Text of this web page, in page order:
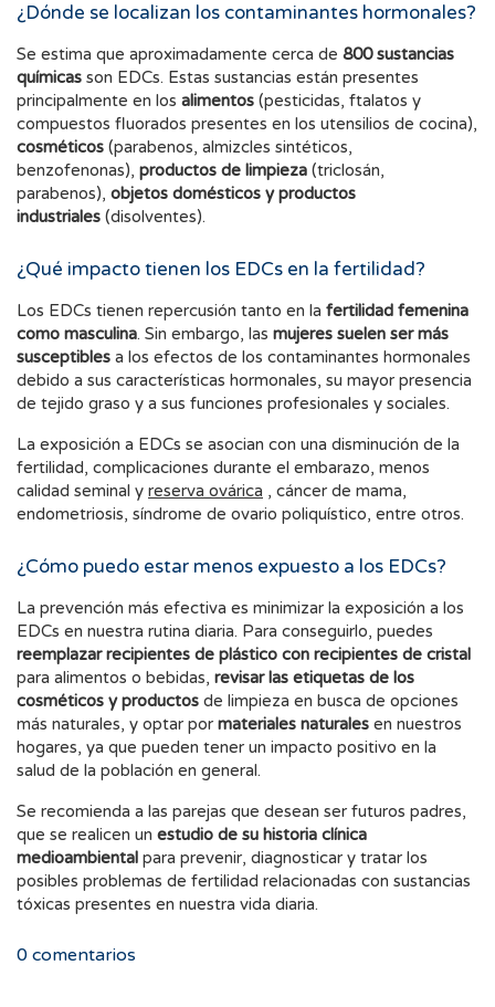
¿Dónde se localizan los contaminantes hormonales?
Se estima que aproximadamente cerca de 800 sustancias
químicas son EDCs. Estas sustancias están presentes
principalmente en los alimentos (pesticidas, ftalatos y
compuestos fluorados presentes en los utensilios de cocina),
cosméticos (parabenos, almizcles sintéticos,
benzofenonas), productos de limpieza (triclosán,
parabenos), objetos domésticos y productos
industriales (disolventes).
¿Qué impacto tienen los EDCs en la fertilidad?
Los EDCs tienen repercusión tanto en la fertilidad femenina
como masculina. Sin embargo, las mujeres suelen ser más
susceptibles a los efectos de los contaminantes hormonales
debido a sus características hormonales, su mayor presencia
de tejido graso y a sus funciones profesionales y sociales.
La exposición a EDCs se asocian con una disminución de la
fertilidad, complicaciones durante el embarazo, menos
calidad seminal y reserva ovárica , cáncer de mama,
endometriosis, síndrome de ovario poliquístico, entre otros.
¿Cómo puedo estar menos expuesto a los EDCs?
La prevención más efectiva es minimizar la exposición a los
EDCs en nuestra rutina diaria. Para conseguirlo, puedes
reemplazar recipientes de plástico con recipientes de cristal
para alimentos o bebidas, revisar las etiquetas de los
cosméticos y productos de limpieza en busca de opciones
más naturales, y optar por materiales naturales en nuestros
hogares, ya que pueden tener un impacto positivo en la
salud de la población en general.
Se recomienda a las parejas que desean ser futuros padres,
que se realicen un estudio de su historia clínica
medioambiental para prevenir, diagnosticar y tratar los
posibles problemas de fertilidad relacionadas con sustancias
tóxicas presentes en nuestra vida diaria.
0 comentarios